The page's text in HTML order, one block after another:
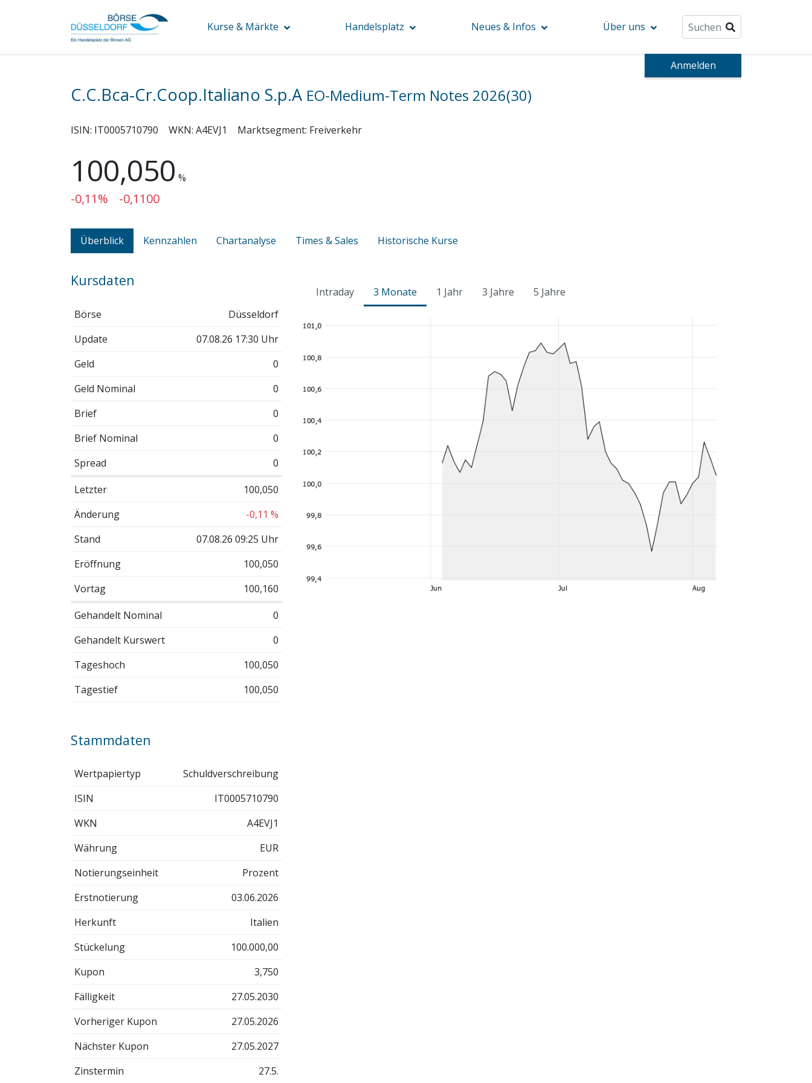
Kurse & Märkte Handelsplatz Neues & Infos Über uns
Anmelden
C.C.Bca-Cr.Coop.Italiano S.p.A EO-Medium-Term Notes 2026(30)
ISIN: IT0005710790 WKN: A4EVJ1 Marktsegment: Freiverkehr
100,050 %
-0,11% -0,1100
Überblick Kennzahlen Chartanalyse Times & Sales Historische Kurse
Kursdaten
Börse
Düsseldorf
Update
07.08.26 17:30 Uhr
Geld
0
Geld Nominal
0
Brief
0
Brief Nominal
0
Spread
0
Letzter
100,050
Änderung
-0,11 %
Stand
07.08.26 09:25 Uhr
Eröffnung
100,050
Vortag
100,160
Gehandelt Nominal
0
Gehandelt Kurswert
0
Tageshoch
100,050
Tagestief
100,050
Stammdaten
Wertpapiertyp
Schuldverschreibung
ISIN
IT0005710790
WKN
A4EVJ1
Währung
EUR
Notierungseinheit
Prozent
Erstnotierung
03.06.2026
Herkunft
Italien
Stückelung
100.000,00
Kupon
3,750
Fälligkeit
27.05.2030
Vorheriger Kupon
27.05.2026
Nächster Kupon
27.05.2027
Zinstermin
27.5.
Intraday 3 Monate 1 Jahr 3 Jahre 5 Jahre